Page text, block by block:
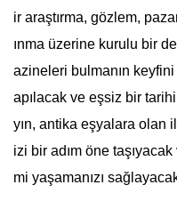
ir araştırma, gözlem,
ınma üzerine kurulu bir
azineleri bulmanın
apılacak ve eşsiz bir
yın, antika eşyalara olan
izi bir adım öne
mi yaşamanızı